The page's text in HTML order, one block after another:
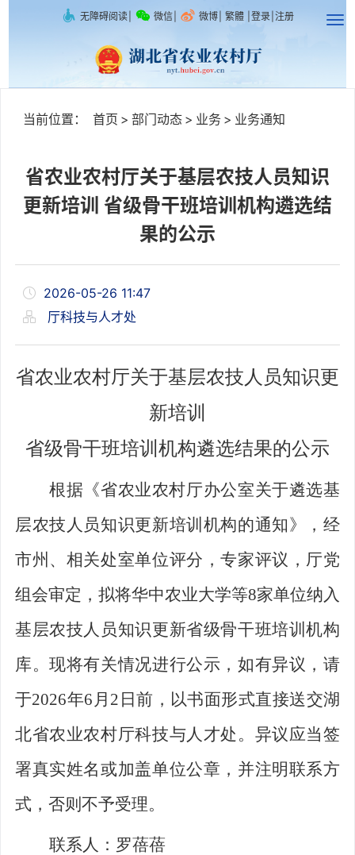
无障碍阅读 微信 微博 繁體 登录 注册
当前位置： 首页 > 部门动态 > 业务 > 业务通知
省农业农村厅关于基层农技人员知识
更新培训 省级骨干班培训机构遴选结
果的公示
2026-05-26 11:47
厅科技与人才处
省农业农村厅关于基层农技人员知识更
新培训
省级骨干班培训机构遴选结果的公示
根据《省农业农村厅办公室关于遴选基
层农技人员知识更新培训机构的通知》 ，经
市州、相关处室单位评分，专家评议 ， 厅党
组会审定， 拟将华中农业大学等8家单位纳入
基层农技人员知识更新省级骨干班培训机构
库。现将有关情况进行公示，如有异议，请
于2026年6 月 2 日前，以书面形式直接送交湖
北省农业农村厅科技与人才处。异议应当签
署真实姓名或加盖单位公章，并注明联系方
式，否则不予受理。
联系人：罗蓓蓓